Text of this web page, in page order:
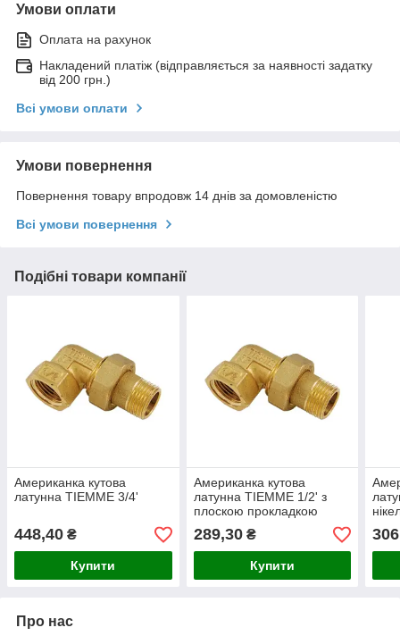
Умови оплати
Оплата на рахунок
Накладений платіж (відправляється за наявності задатку
від 200 грн.)
Всі умови оплати
Умови повернення
Повернення товару впродовж 14 днів за домовленістю
Всі умови повернення
Подібні товари компанії
Американка кутова
латунна TIEMME 3/4'
448,40 ₴
Купити
Американка кутова
латунна TIEMME 1/2' з
плоскою прокладкою
289,30₴
Купити
Про нас